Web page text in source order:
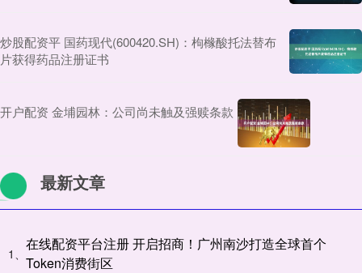
炒股配资平 国药现代(600420.SH)：枸橼酸托法替布
片获得药品注册证书
开户配资 金埔园林：公司尚未触及强赎条款
最新文章
1、
在线配资平台注册 开启招商！广州南沙打造全球首个
Token消费街区